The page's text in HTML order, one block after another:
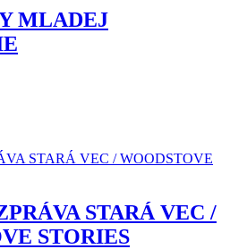
MLADEJ
STARÁ VEC /
STORIES